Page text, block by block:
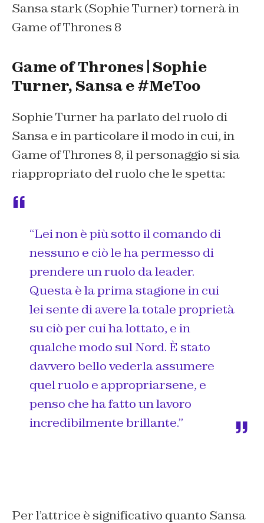
Sansa stark (Sophie Turner) tornerà in
Game of Thrones 8
Game of Thrones | Sophie
Turner, Sansa e #MeToo
Sophie Turner ha parlato del ruolo di
Sansa e in particolare il modo in cui, in
Game of Thrones 8, il personaggio si sia
riappropriato del ruolo che le spetta:
“Lei non è più sotto il comando di
nessuno e ciò le ha permesso di
prendere un ruolo da leader.
Questa è la prima stagione in cui
lei sente di avere la totale proprietà
su ciò per cui ha lottato, e in
qualche modo sul Nord. È stato
davvero bello vederla assumere
quel ruolo e appropriarsene, e
penso che ha fatto un lavoro
incredibilmente brillante.”
Per l’attrice è significativo quanto Sansa